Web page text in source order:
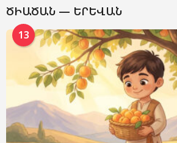
ԾԻԱԾԱՆ — ԵՐԵՎԱՆ
13